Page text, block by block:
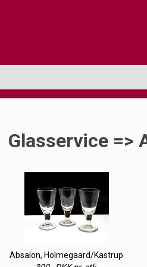
Glasservice =>
Absalon, Holmegaard/Kastrup